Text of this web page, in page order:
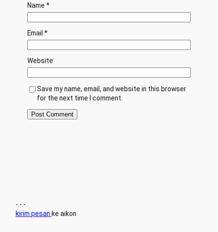
Name *
Email *
Website
Save my name, email, and website in this browser
for the next time I comment.
-.-.-
kirim pesan ke aikon